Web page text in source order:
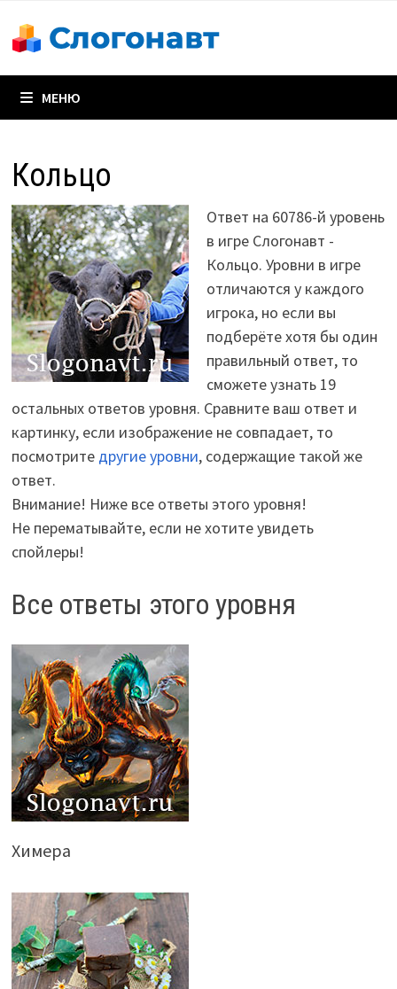
содержимому
МЕНЮ
Кольцо
Ответ на 60786-й уровень
в игре Слогонавт -
Кольцо. Уровни в игре
отличаются у каждого
игрока, но если вы
подберёте хотя бы один
правильный ответ, то
сможете узнать 19
остальных ответов уровня. Сравните ваш ответ и
картинку, если изображение не совпадает, то
посмотрите другие уровни, содержащие такой же
ответ.
Внимание! Ниже все ответы этого уровня!
Не перематывайте, если не хотите увидеть
спойлеры!
Все ответы этого уровня
Химера